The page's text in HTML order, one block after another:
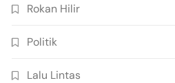
Rokan Hilir
Politik
Lalu Lintas